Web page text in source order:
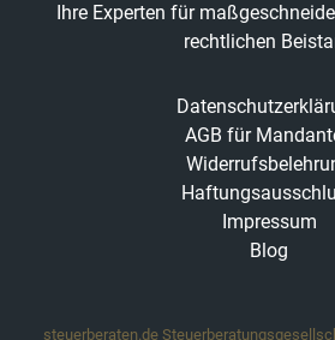
Ihre Experten für
rechtlichen
AGB für
Impressum
Blog
steuerberaten.de